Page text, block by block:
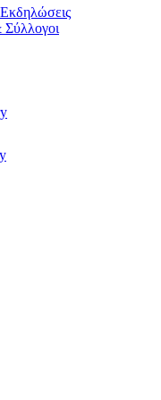
Εκδηλώσεις
Σύλλογοι